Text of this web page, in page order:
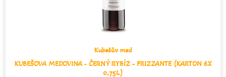
Kubešův med
KUBEŠOVA MEDOVINA - ČERNÝ RYBÍZ - FRIZZANTE (KARTON 6X
0,75L)